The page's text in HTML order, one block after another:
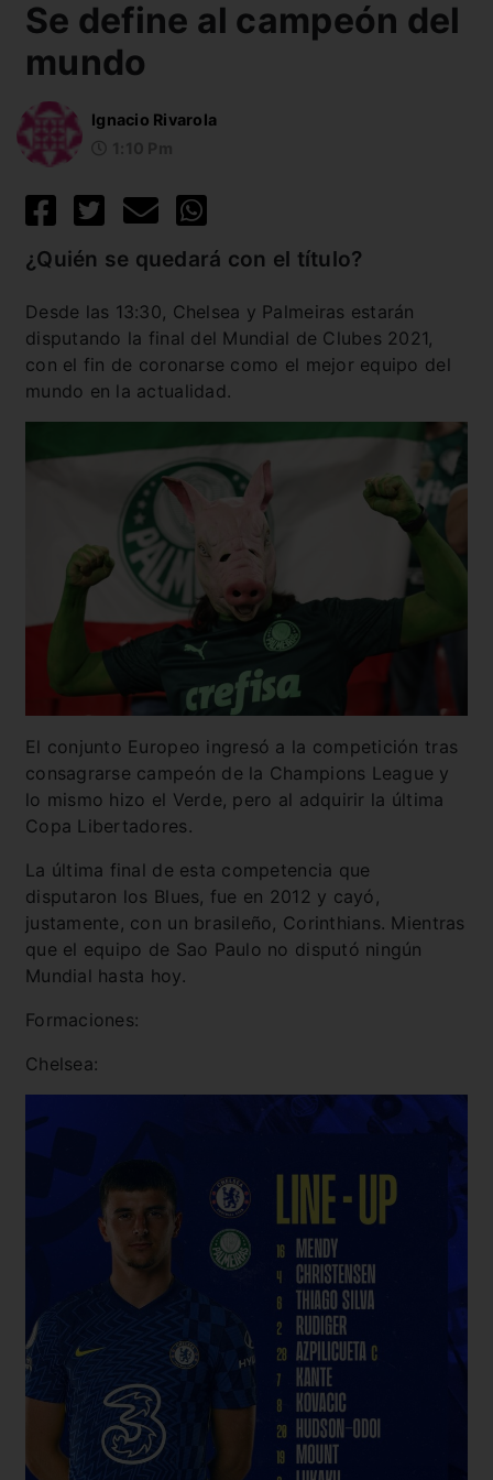
Se define al campeón del
mundo
Ignacio Rivarola
¿Quién se quedará con el título?
Desde las 13:30, Chelsea y Palmeiras estarán
disputando la final del Mundial de Clubes 2021,
con el fin de coronarse como el mejor equipo del
mundo en la actualidad.
El conjunto Europeo ingresó a la competición tras
consagrarse campeón de la Champions League y
lo mismo hizo el Verde, pero al adquirir la última
Copa Libertadores.
La última final de esta competencia que
disputaron los Blues, fue en 2012 y cayó,
justamente, con un brasileño, Corinthians. Mientras
que el equipo de Sao Paulo no disputó ningún
Mundial hasta hoy.
Formaciones:
Chelsea: